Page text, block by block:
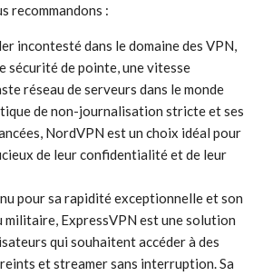
recommandons :
incontesté dans le domaine des VPN,
sécurité de pointe, une vitesse
réseau de serveurs dans le monde
de non-journalisation stricte et ses
NordVPN est un choix idéal pour
de leur confidentialité et de leur
pour sa rapidité exceptionnelle et son
militaire, ExpressVPN est une solution
qui souhaitent accéder à des
et streamer sans interruption. Sa